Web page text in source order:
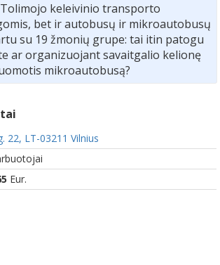
Tolimojo keleivinio transporto
bet ir autobusų ir mikroautobusų
su 19 žmonių grupe: tai itin patogu
ar organizuojant savaitgalio kelionę
mikroautobusą?
22, LT-03211 Vilnius
Eur.